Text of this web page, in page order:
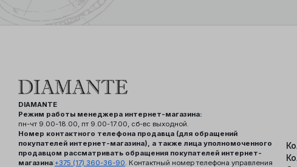
DIAMANTE
Режим работы менеджера интернет-магазина:
пн-чт 9.00-18.00, пт 9.00-17.00, сб-вс выходной.
Номер контактного телефона продавца (для обращений
покупателей интернет-магазина), а также лица уполномоченного
продавцом рассматривать обращения покупателей интернет-
магазина:+375 (17) 360-36-90 . Контактный номер телефона управления